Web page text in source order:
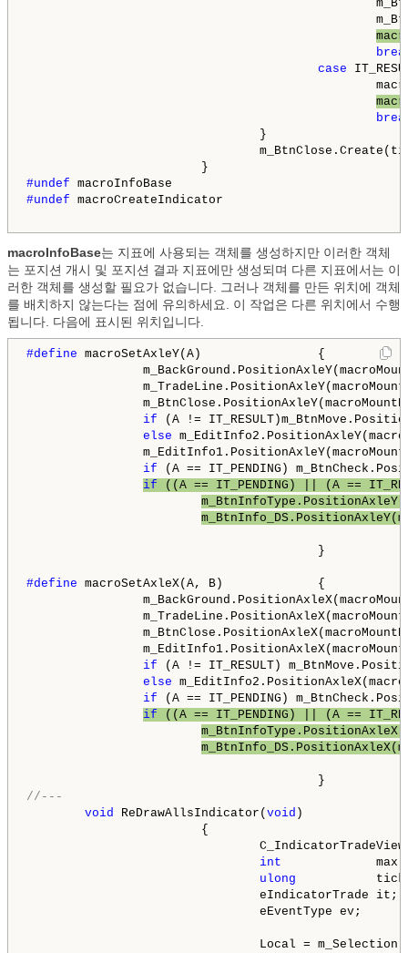
m_BtnCheck.Create(ticket, sz0 =
case
}
m_BtnClose.Create(ticket,
#undef
#undef macroCreateIndicator
macroInfoBase는 지표에 사용되는 객체를 생성하지만 이러한 객체
는 포지션 개시 및 포지션 결과 지표에만 생성되며 다른 지표에서는 이
러한 객체를 생성할 필요가 없습니다. 그러나 객체를 만든 위치에 객체
를 배치하지 않는다는 점에 유의하세요. 이 작업은 다른 위치에서 수행
됩니다. 다음에 표시된 위치입니다.
#define macroSetAxleY(A)                {
if (A !=
else
if (A == IT_PENDING)
if ((A == IT_PENDING) || (A ==
}
#define macroSetAxleX(A, B)             {
if (A != IT_RESULT)
else
if (A == IT_PENDING)
if ((A == IT_PENDING) || (A ==
//---
void ReDrawAllsIndicator( void )
{
int max
ulong
eIndicatorTrade it;
eEventType ev;
Local = m_Selection;